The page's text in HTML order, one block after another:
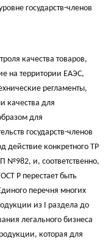
государств-членов
качества товаров,
на территории ЕАЭС,
регламенты,
качества для
для
государств-членов
конкретного ТР
№982, и, соответственно,
Р перестает быть
перечня многих
из I раздела до
легального бизнеса
которая для